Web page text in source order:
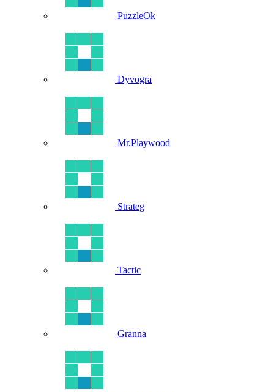
PuzzleOk
Dyvogra
Mr.Playwood
Strateg
Tactic
Granna